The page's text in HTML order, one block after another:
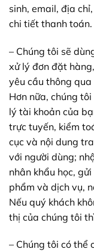
sinh, email, địa
chi tiết thanh toán.
– Chúng tôi sẽ
xử lý đơn đặt
yêu cầu thông
Hơn nữa, chúng
lý tài khoản của
trực tuyến, kiểm
cục và nội dung
với người dùng;
nhân khẩu học,
phẩm và dịch vụ,
Nếu quý khách
thị của chúng tôi
– Chúng tôi có thể